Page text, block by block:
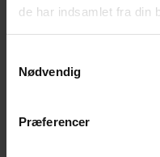
de har indsamlet fra din
Nødvendig
Præferencer
08:30-10:00
Morgenbuffet for
10:00